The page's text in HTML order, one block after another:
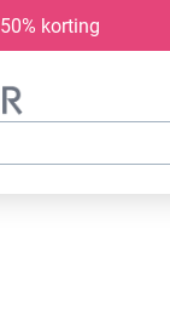
korting